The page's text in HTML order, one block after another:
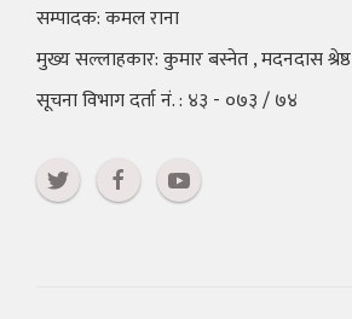
सम्पादक: कमल राना
मुख्य सल्लाहकार: कुमार बस्नेत , मदनदास श्रेष्ठ
सूचना विभाग दर्ता नं. : ४३ - ०७३ / ७४